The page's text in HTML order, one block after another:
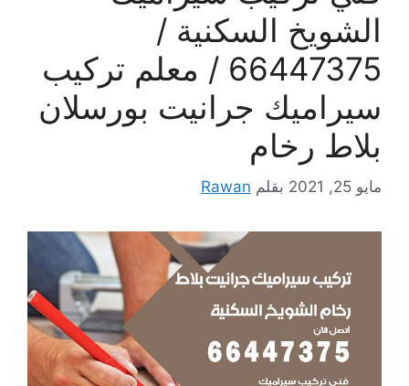
الشويخ السكنية /
66447375 / معلم تركيب
سيراميك جرانيت بورسلان
بلاط رخام
مايو 25, 2021 بقلم Rawan